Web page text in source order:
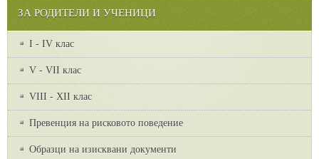
ЗА РОДИТЕЛИ И УЧЕНИЦИ
I - IV клас
V - VII клас
VІІІ - ХІІ клас
Превенция на рисковото поведение
Образци на изисквани документи